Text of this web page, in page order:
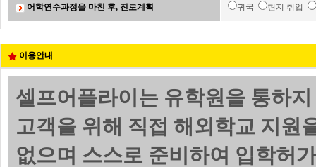
어학연수과정을 마친 후, 진로계획 귀국 현지 취업
이용안내
셀프어플라이는 유학원을 통하
고객을 위해 직접 해외학교 지원
없으며 스스로 준비하여 입학허